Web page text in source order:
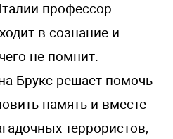
профессор
в сознание и
не помнит.
Брукс решает помочь
память и вместе
террористов,